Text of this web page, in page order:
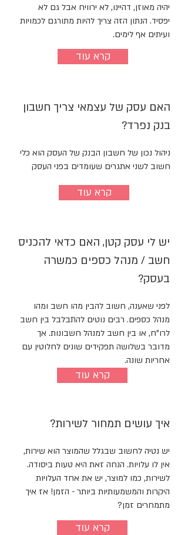
יהיה מאוזן, דהיינו, לא ירוויח אבל גם לא
יפסיד. הנתון הזה צריך להיות מתורגם לכמויות
ועיתים אף לימים.
קרא עוד
האם עסק של עצמאי צריך חשבון
בנק נפרד?
ניהול נכון של חשבון הבנק של העסק הוא כלי
חשוב לשני אתגרים שעומדים בפני העסק
קרא עוד
יש לי עסק קטן, האם כדאי להכניס
חשב / מנהל כספים כמשרה
בעסק?
לפני שאענה, חשוב להבין מהו חשב ומהו
מנהל כספים. רבים נוטים להתבלבל בין חשב
לרו"ח, או בין חשב למנהל חשבונות. אך
מדובר בשלושה תפקידים שונים לחלוטין עם
אחריות שונה.
קרא עוד
איך עושים תמחור לשירות?
יש נטיה לחשוב שבגלל שהמוצר הוא שירות,
אין לו עלויות. הנחה זאת היא טעות ביסודה.
לשירות, כמו למוצר, יש את אחד העלויות
היקרות והמשמעותיות ביותר - הזמן! אז איך
מתמחרים זמן?
קרא עוד